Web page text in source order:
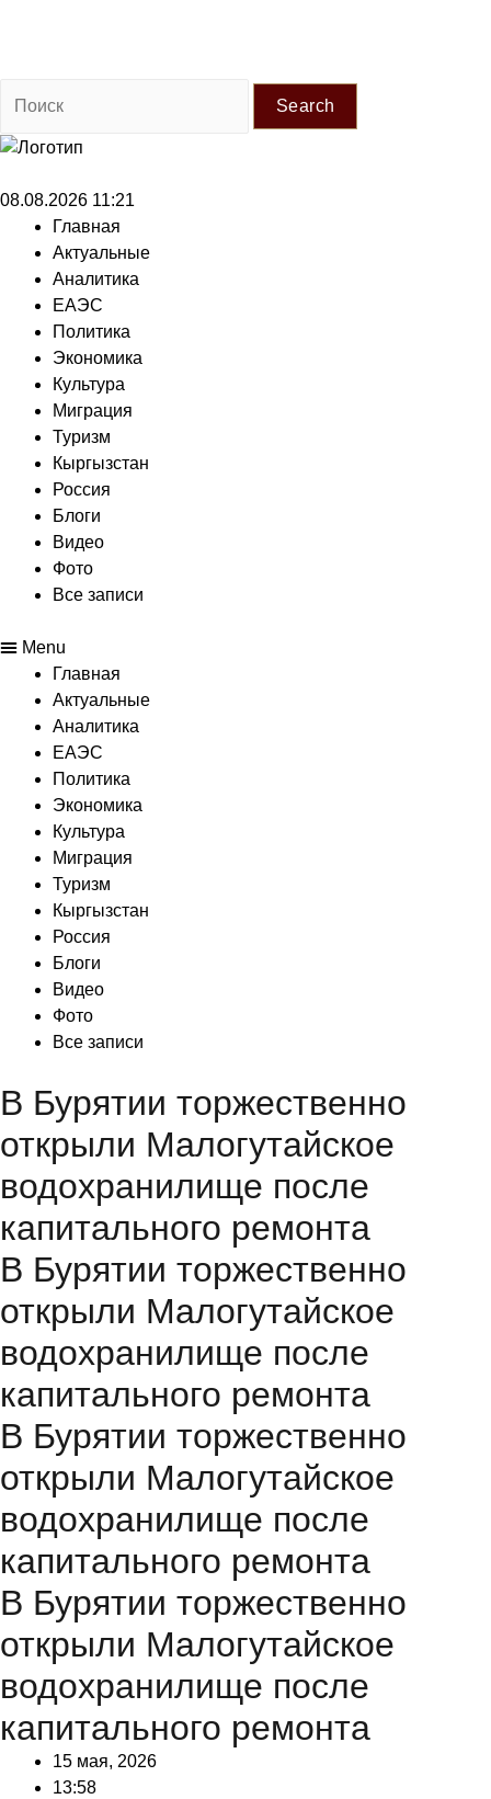
Search
08.08.2026 11:21
Главная
Актуальные
Аналитика
ЕАЭС
Политика
Экономика
Культура
Миграция
Туризм
Кыргызстан
Россия
Блоги
Видео
Фото
Все записи
Menu
Главная
Актуальные
Аналитика
ЕАЭС
Политика
Экономика
Культура
Миграция
Туризм
Кыргызстан
Россия
Блоги
Видео
Фото
Все записи
В Бурятии торжественно
открыли Малогутайское
водохранилище после
капитального ремонта
В Бурятии торжественно
открыли Малогутайское
водохранилище после
капитального ремонта
В Бурятии торжественно
открыли Малогутайское
водохранилище после
капитального ремонта
В Бурятии торжественно
открыли Малогутайское
водохранилище после
капитального ремонта
15 мая, 2026
13:58